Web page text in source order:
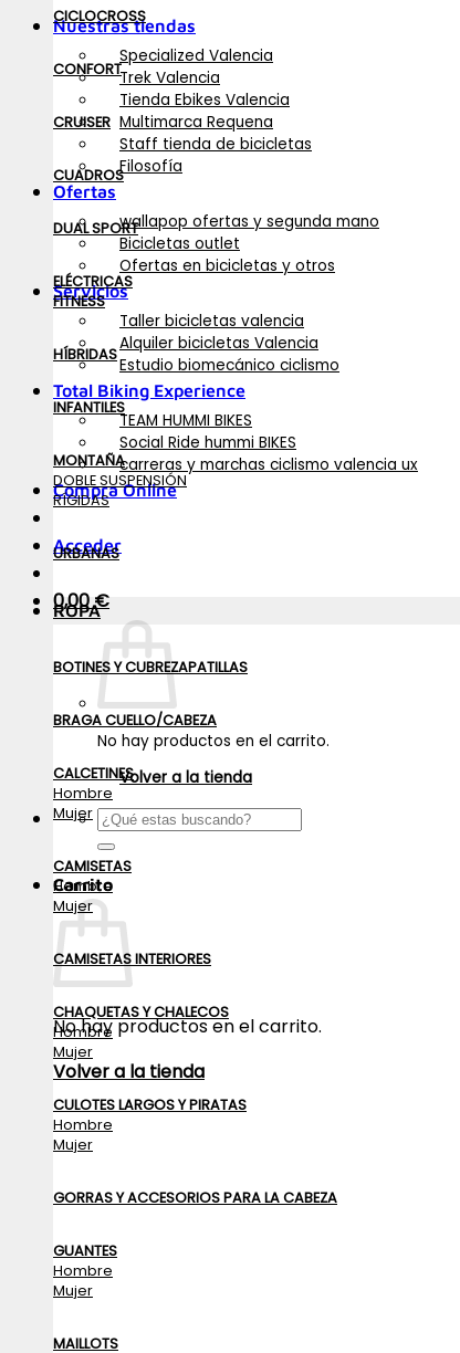
Nuestras tiendas
Specialized Valencia
Trek Valencia
Tienda Ebikes Valencia
Multimarca Requena
Staff tienda de bicicletas
Filosofía
Ofertas
wallapop ofertas y segunda mano
Bicicletas outlet
Ofertas en bicicletas y otros
Servicios
Taller bicicletas valencia
Alquiler bicicletas Valencia
Estudio biomecánico ciclismo
Total Biking Experience
TEAM HUMMI BIKES
Social Ride hummi BIKES
carreras y marchas ciclismo valencia ux
Compra Online
Acceder
0,00€
No hay productos en el carrito.
Volver a la tienda
Buscar
por:
Carrito
No hay productos en el carrito.
Volver a la tienda
CICLOCROSS
CONFORT
CRUISER
CUADROS
DUAL SPORT
ELÉCTRICAS
FITNESS
HÍBRIDAS
INFANTILES
MONTAÑA
DOBLE SUSPENSIÓN
RÍGIDAS
URBANAS
ROPA
BOTINES Y CUBREZAPATILLAS
BRAGA CUELLO/CABEZA
CALCETINES
Hombre
Mujer
CAMISETAS
Hombre
Mujer
CAMISETAS INTERIORES
CHAQUETAS Y CHALECOS
Hombre
Mujer
CULOTES LARGOS Y PIRATAS
Hombre
Mujer
GORRAS Y ACCESORIOS PARA LA CABEZA
GUANTES
Hombre
Mujer
MAILLOTS